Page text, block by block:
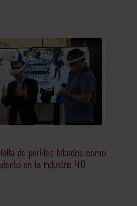
de perfiles híbridos como
en la industria 4.0